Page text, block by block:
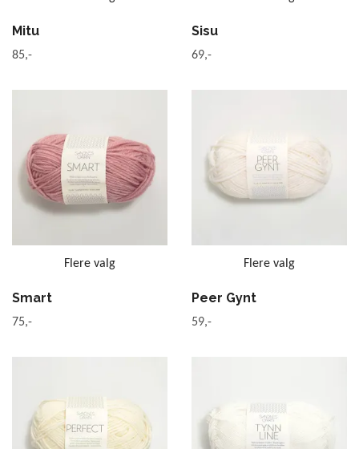
Mitu
85,-
Sisu
69,-
Flere valg
Smart
75,-
Flere valg
Peer Gynt
59,-